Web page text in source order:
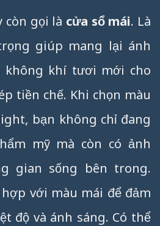
còn gọi là cửa sổ mái. Là
giúp mang lại ánh
không khí tươi mới cho
tiền chế. Khi chọn màu
bạn không chỉ đang
mỹ mà còn có ảnh
gian sống bên trong.
với màu mái để đảm
độ và ánh sáng. Có thể